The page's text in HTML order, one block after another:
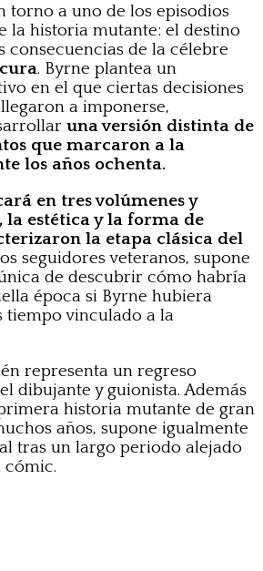
torno a uno de los episodios
la historia mutante: el destino
consecuencias de la célebre
. Byrne plantea un
en el que ciertas decisiones
a imponerse,
una versión distinta de
que marcaron a la
los años ochenta.
en tres volúmenes y
la estética y la forma de
la etapa clásica del
seguidores veteranos, supone
de descubrir cómo habría
época si Byrne hubiera
tiempo vinculado a la
representa un regreso
dibujante y guionista. Además
historia mutante de gran
años, supone igualmente
tras un largo periodo alejado
cómic.